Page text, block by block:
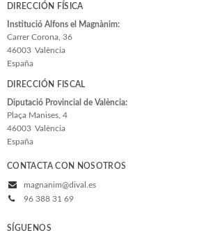
DIRECCIÓN FÍSICA
Institució Alfons el Magnànim:
Carrer Corona, 36
46003 València
España
DIRECCIÓN FISCAL
Diputació Provincial de València:
Plaça Manises, 4
46003 València
España
CONTACTA CON NOSOTROS
magnanim@dival.es
96 388 31 69
SÍGUENOS